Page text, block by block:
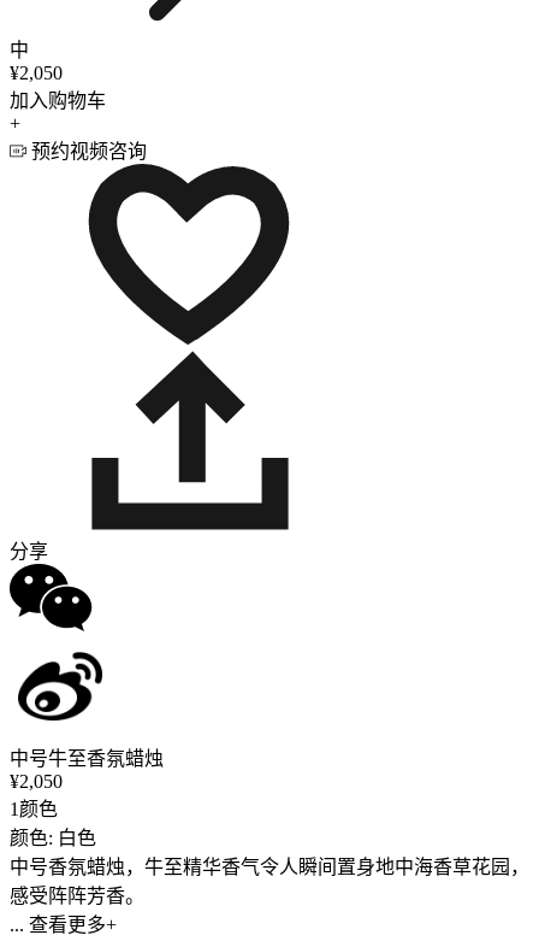
中
¥2,050
加入购物车
+
预约视频咨询
分享
中号牛至香氛蜡烛
¥2,050
1颜色
颜色: 白色
中号香氛蜡烛，牛至精华香气令人瞬间置身地中海香草花园，
感受阵阵芳香。
... 查看更多+